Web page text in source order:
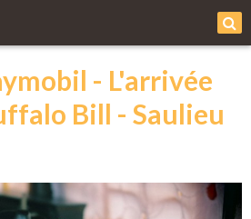
- L'arrivée
Bill - Saulieu